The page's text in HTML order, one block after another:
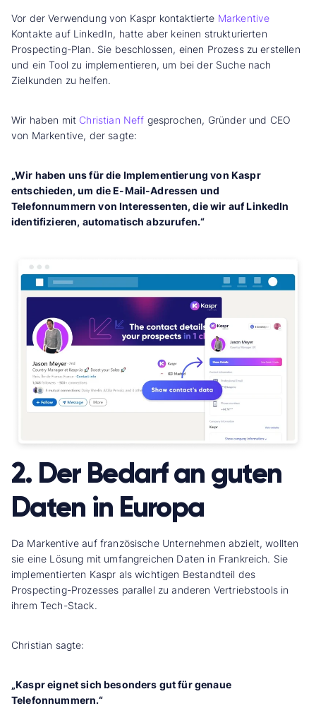
Vor der Verwendung von Kaspr kontaktierte Markentive
Kontakte auf LinkedIn, hatte aber keinen strukturierten
Prospecting-Plan. Sie beschlossen, einen Prozess zu erstellen
und ein Tool zu implementieren, um bei der Suche nach
Zielkunden zu helfen.
Wir haben mit Christian Neff gesprochen, Gründer und CEO
von Markentive, der sagte:
„Wir haben uns für die Implementierung von Kaspr
entschieden, um die E-Mail-Adressen und
Telefonnummern von Interessenten, die wir auf LinkedIn
identifizieren, automatisch abzurufen.“
2. Der Bedarf an guten
Daten in Europa
Da Markentive auf französische Unternehmen abzielt, wollten
sie eine Lösung mit umfangreichen Daten in Frankreich. Sie
implementierten Kaspr als wichtigen Bestandteil des
Prospecting-Prozesses parallel zu anderen Vertriebstools in
ihrem Tech-Stack.
Christian sagte:
„Kaspr eignet sich besonders gut für genaue
Telefonnummern.“